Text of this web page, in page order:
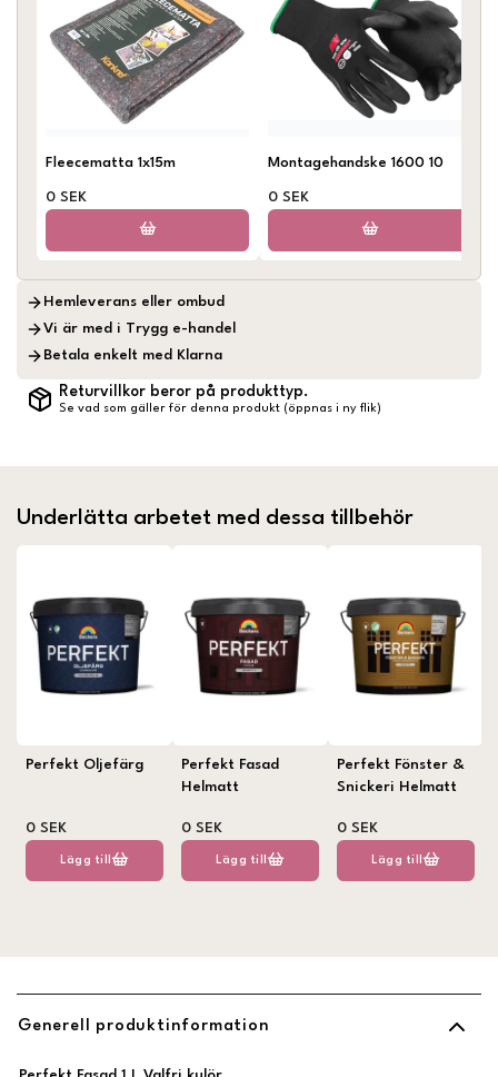
Fleecematta 1x15m
0 SEK
Montagehandske 1600 10
0 SEK
Hemleverans eller ombud
Vi är med i Trygg e-handel
Betala enkelt med Klarna
Returvillkor beror på produkttyp.
Se vad som gäller för denna produkt (öppnas i ny flik)
Underlätta arbetet med dessa tillbehör
Perfekt Oljefärg
0 SEK
Lägg till
Perfekt Fasad
Helmatt
0 SEK
Lägg till
Perfekt Fönster &
Snickeri Helmatt
0 SEK
Lägg till
Generell produktinformation